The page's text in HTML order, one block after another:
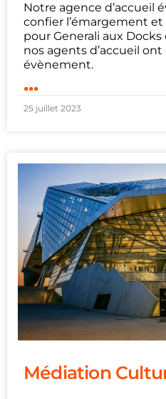
Notre agence d’accueil
confier l’émargement
pour Generali aux Docks
nos agents d’accueil
évènement.
...
25 juillet 2023
Médiation